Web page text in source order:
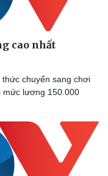
cao nhất
chuyển sang chơi
mức lương 150.000